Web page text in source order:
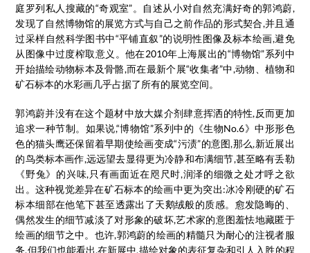
庭罗列私人搜藏的“奇观室”。自述从小对自然充满好奇的郭鸿蔚,
发现了自然博物馆的展览方式与自己之前作品的形式契合,并且通
过采样自然科学图书中“平铺直叙”的说明性图像及标本绘画,避免
从图像中过度榨取意义。他在2010年上海展出的“博物馆”系列中
开始描绘动物标本及骨骼,而在最新个展“收集者”中,动物、植物和
矿石标本的水彩画几乎占据了所有的展览空间。
郭鸿蔚并没有在这个题材中放大媒介剂肆意挥洒的特性,反而更加
追求一种节制。如果说,“博物馆”系列中的《生物No.6》中形形色
色的猫头鹰还保留着早期使绘画变成“污渍”的意图,那么,新近展出
的鸟类标本画作,远远望去显得更为冷静和布满细节,甚至略有丢勒
《野兔》的兴味,只有画面近在咫尺时,润泽的细微之处才呼之欲
出。这种视觉差异在矿石标本的绘画中更为突出:冰冷刚硬的矿石
标本细部在他笔下甚至透露出了天鹅绒般的质感。愈发隐晦的、
偶然发生的细节减淡了对形象的破坏,艺术家的意图羞怯地藏匿于
绘画的细节之中。也许,郭鸿蔚的绘画的精髓只为耐心的注视者服
务,但我们也能看出,在新展中,描绘对象的表征复杂和引人入胜的程